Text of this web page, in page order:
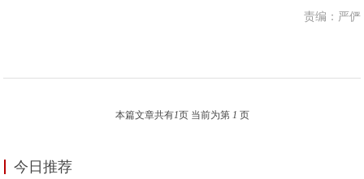
责编：严俨
本篇文章共有1页 当前为第 1 页
今日推荐